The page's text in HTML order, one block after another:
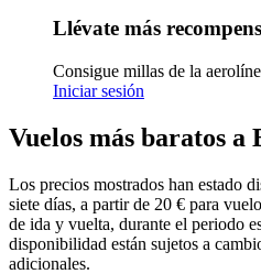
Llévate más
Consigue millas de la
Iniciar sesión
Vuelos más baratos a
Los precios mostrados han estado
siete días, a partir de 20 € para
de ida y vuelta, durante el periodo
disponibilidad están sujetos a
adicionales.